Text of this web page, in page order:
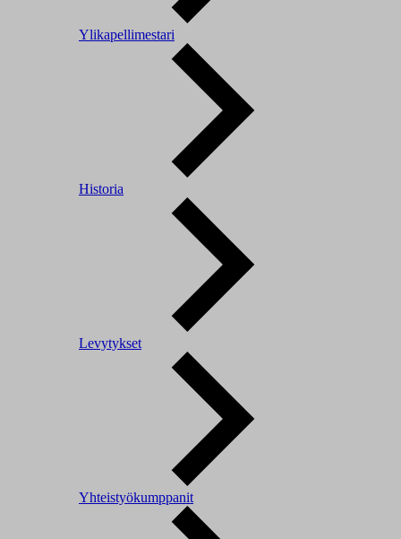
Ylikapellimestari
Historia
Levytykset
Yhteistyökumppanit